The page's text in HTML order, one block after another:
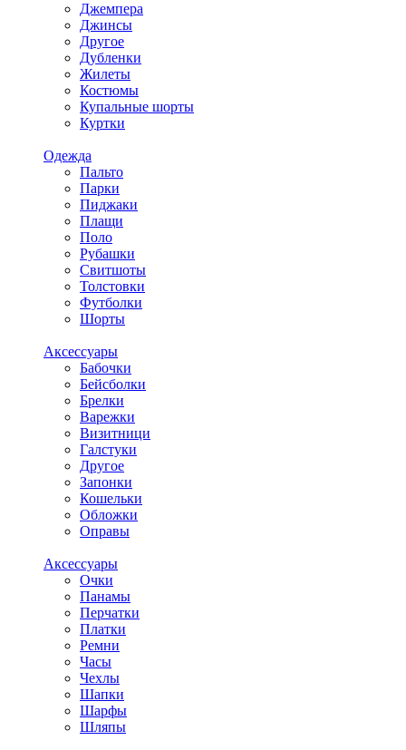
Джемпера
Джинсы
Другое
Дубленки
Жилеты
Костюмы
Купальные шорты
Куртки
Одежда
Пальто
Парки
Пиджаки
Плащи
Поло
Рубашки
Свитшоты
Толстовки
Футболки
Шорты
Аксессуары
Бабочки
Бейсболки
Брелки
Варежки
Визитници
Галстуки
Другое
Запонки
Кошельки
Обложки
Оправы
Аксессуары
Очки
Панамы
Перчатки
Платки
Ремни
Часы
Чехлы
Шапки
Шарфы
Шляпы